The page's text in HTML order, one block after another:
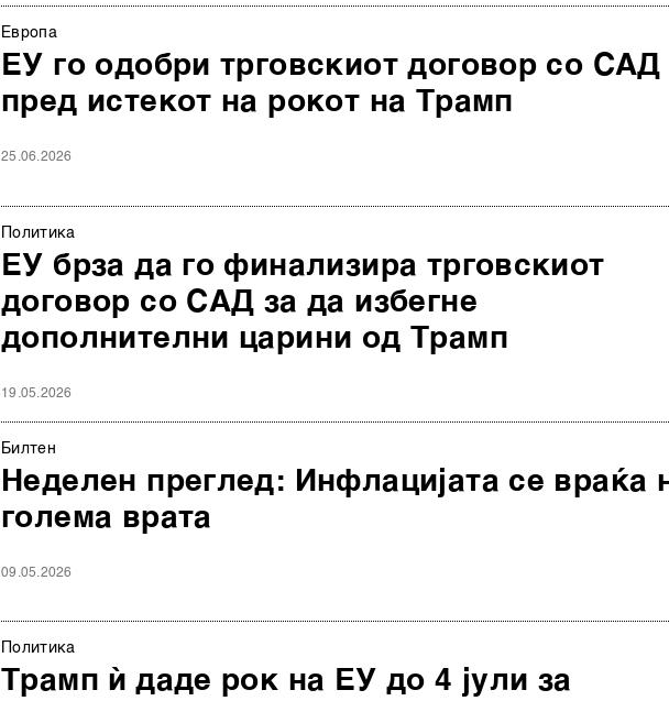
Европа
ЕУ го одобри трговскиот договор со САД
пред истекот на рокот на Трамп
25.06.2026
Политика
ЕУ брза да го финализира трговскиот
договор со САД за да избегне
дополнителни царини од Трамп
19.05.2026
Билтен
Неделен преглед: Инфлацијата се враќа
голема врата
09.05.2026
Политика
Трамп ѝ даде рок на ЕУ до 4 јули за